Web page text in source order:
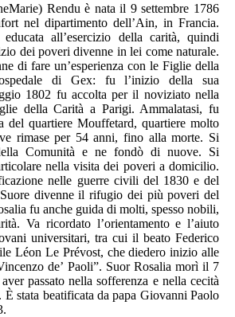
Rendu è nata il 9 settembre 1786
nel dipartimento dell’Ain, in Francia.
all’esercizio della carità, quindi
dei poveri divenne in lei come naturale.
di fare un’esperienza con le Figlie della
di Gex: fu l’inizio della sua
1802 fu accolta per il noviziato nella
della Carità a Parigi. Ammalatasi, fu
del quartiere Mouffetard, quartiere molto
rimase per 54 anni, fino alla morte. Si
Comunità e ne fondò di nuove. Si
nella visita dei poveri a domicilio.
nelle guerre civili del 1830 e del
divenne il rifugio dei più poveri del
fu anche guida di molti, spesso nobili,
Va ricordato l’orienta­men­to e l’aiuto
universitari, tra cui il beato Federico
Léon Le Prévost, che diedero inizio alle
de’ Paoli”. Suor Rosalia morì il 7
passato nella sofferenza e nella cecità
stata beatificata da papa Giovanni Paolo